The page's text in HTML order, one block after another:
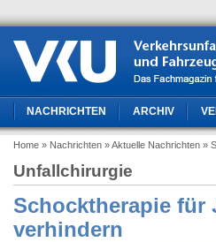
NACHRICHTEN ARCHIV
Home » Nachrichten » Aktuelle Nachrichten »
Unfallchirurgie
Schocktherapie für
verhindern